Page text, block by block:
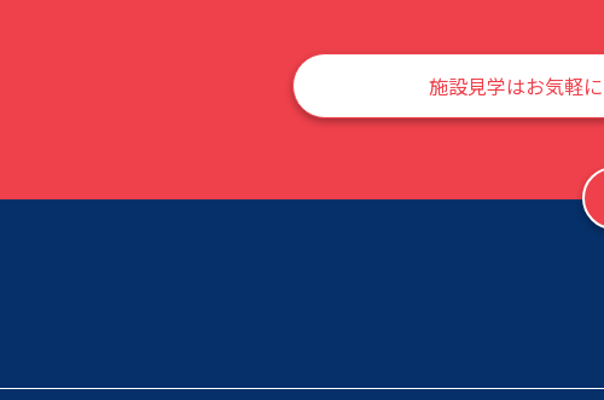
施設見学はお気軽に